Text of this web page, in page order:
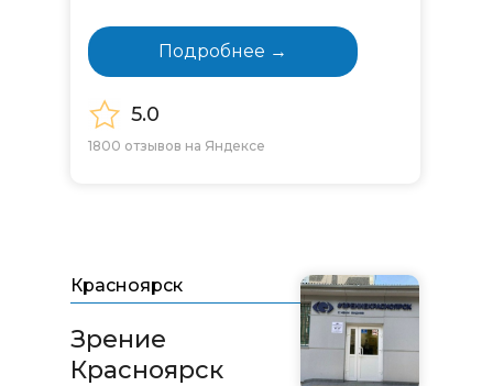
Подробнее →
5.0
1800 отзывов на Яндексе
Красноярск
Зрение
Красноярск